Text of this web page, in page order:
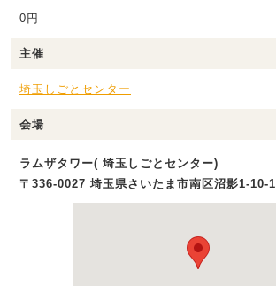
0円
主催
埼玉しごとセンター
会場
ラムザタワー( 埼玉しごとセンター)
〒336-0027 埼玉県さいたま市南区沼影1‐10‐1